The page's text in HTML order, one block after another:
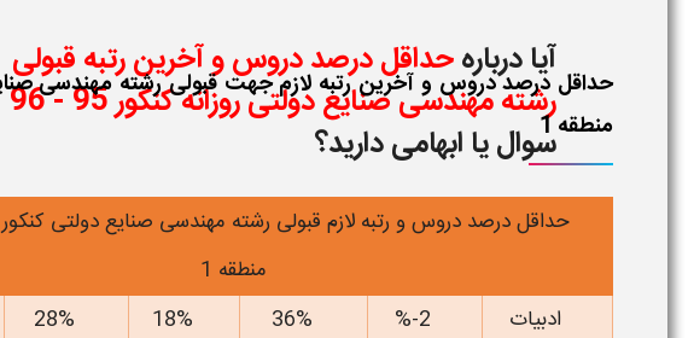
آیا دربارهحداقل درصد دروس و آخرین رتبه قبولی
رشته مهندسی صنایع دولتی روزانه کنکور 95 - 96
سوال یا ابهامی دارید؟منطقه 1
حداقل درصد دروس و رتبه لازم قبولی رشته مهندسی صنایع دولتی کنکور 95
منطقه 1
ادبیات
2-%
36%
18%
28%